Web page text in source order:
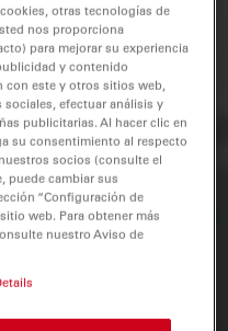
otras tecnologías de
nos proporciona
para mejorar su experiencia
y contenido
con este y otros sitios web,
efectuar análisis y
publicitarias. Al hacer clic en
su consentimiento al respecto
socios (consulte el
puede cambiar sus
“Configuración de
web. Para obtener más
nuestro Aviso de